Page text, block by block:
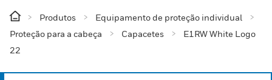
Produtos
Equipamento de proteção individual
Proteção para a cabeça
Capacetes
E1RW White Logo
22